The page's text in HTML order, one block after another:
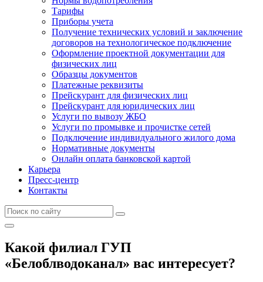
Тарифы
Приборы учета
Получение технических условий и заключение
договоров на технологическое подключение
Оформление проектной документации для
физических лиц
Образцы документов
Платежные реквизиты
Прейскурант для физических лиц
Прейскурант для юридических лиц
Услуги по вывозу ЖБО
Услуги по промывке и прочистке сетей
Подключение индивидуального жилого дома
Нормативные документы
Онлайн оплата банковской картой
Карьера
Пресс-центр
Контакты
Какой филиал ГУП
«Белоблводоканал» вас интересует?